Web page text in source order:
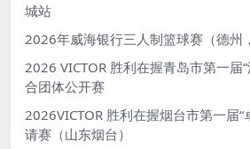
城站
2026年威海银行三人制篮球赛（德州
2026 VICTOR 胜利在握青岛市第一届
合团体公开赛
2026VICTOR 胜利在握烟台市第一届“
请赛（山东烟台）